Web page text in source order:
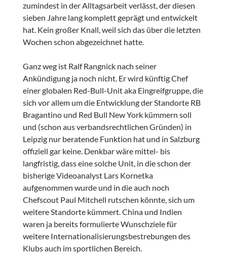
zumindest in der Alltagsarbeit verlässt, der diesen
sieben Jahre lang komplett geprägt und entwickelt
hat. Kein großer Knall, weil sich das über die letzten
Wochen schon abgezeichnet hatte.
Ganz weg ist Ralf Rangnick nach seiner
Ankündigung ja noch nicht. Er wird künftig Chef
einer globalen Red-Bull-Unit aka Eingreifgruppe, die
sich vor allem um die Entwicklung der Standorte RB
Bragantino und Red Bull New York kümmern soll
und (schon aus verbandsrechtlichen Gründen) in
Leipzig nur beratende Funktion hat und in Salzburg
offiziell gar keine. Denkbar wäre mittel- bis
langfristig, dass eine solche Unit, in die schon der
bisherige Videoanalyst Lars Kornetka
aufgenommen wurde und in die auch noch
Chefscout Paul Mitchell rutschen könnte, sich um
weitere Standorte kümmert. China und Indien
waren ja bereits formulierte Wunschziele für
weitere Internationalisierungsbestrebungen des
Klubs auch im sportlichen Bereich.